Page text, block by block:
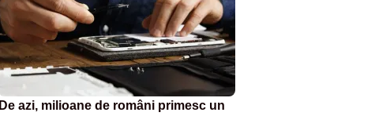
De azi, milioane de români primesc un